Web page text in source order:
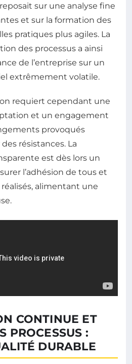
sur une analyse fine
et sur la formation des
pratiques plus agiles. La
des processus a ainsi
de l’entreprise sur un
extrêmement volatile.
requiert cependant une
et un engagement
provoqués
résistances. La
est dès lors un
l’adhésion de tous et
alimentant une
CONTINUE ET
PROCESSUS :
DURABLE